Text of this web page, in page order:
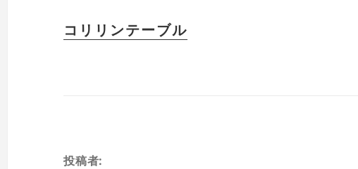
コリリンテーブル
投稿者: